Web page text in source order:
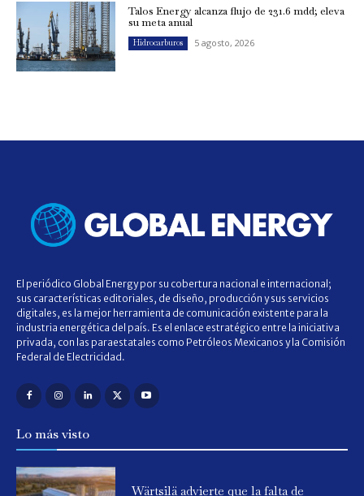
Talos Energy alcanza flujo de 231.6 mdd; eleva
su meta anual
Hidrocarburos 5 agosto, 2026
El periódico Global Energy por su cobertura nacional e internacional;
sus características editoriales, de diseño, producción y sus servicios
digitales, es la mejor herramienta de comunicación existente para la
industria energética del país. Es el enlace estratégico entre la iniciativa
privada, con las paraestatales como Petróleos Mexicanos y la Comisión
Federal de Electricidad.
Lo más visto
Wärtsilä advierte que la falta de